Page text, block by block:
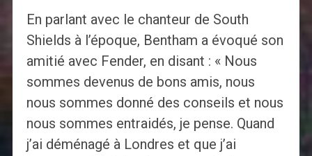
En parlant avec le chanteur de South
Shields à l’époque, Bentham a évoqué son
amitié avec Fender, en disant : « Nous
sommes devenus de bons amis, nous
nous sommes donné des conseils et nous
nous sommes entraidés, je pense. Quand
j’ai déménagé à Londres et que j’ai